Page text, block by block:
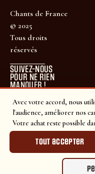
Avec votre accord, nous
l'audience, améliorer nos
Votre achat reste possible
Tout accepter
Chants de France
© 2025
Tous droits
réservés
SUIVEZ-NOUS
POUR NE RIEN
MANQUER !